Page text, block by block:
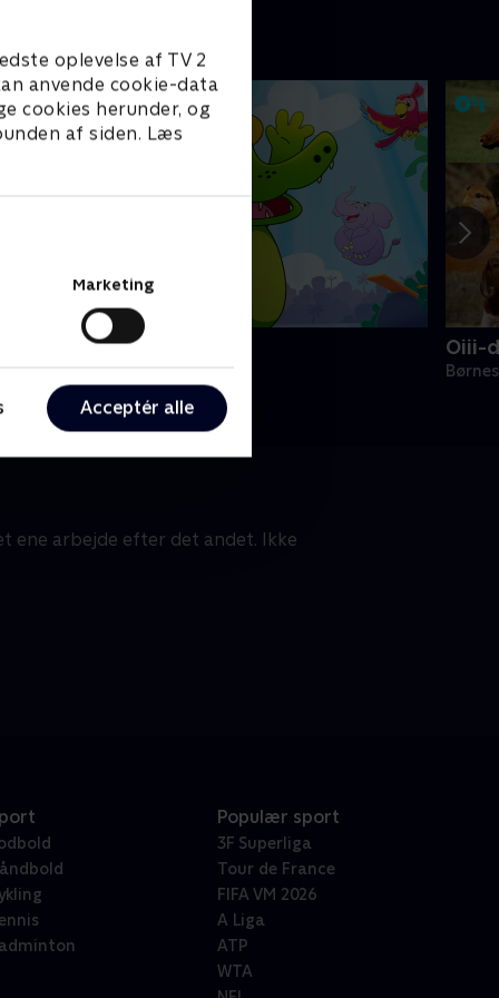
oplevelse af TV 2
anvende cookie-data
cookies herunder, og
af siden. Læs
Marketing
Acceptér alle
Arne Alligator
• 1 sæsoner
Oiii-
ene arbejde efter det andet. Ikke
Populær sport
3F Superliga
Tour de France
FIFA VM 2026
A Liga
ATP
WTA